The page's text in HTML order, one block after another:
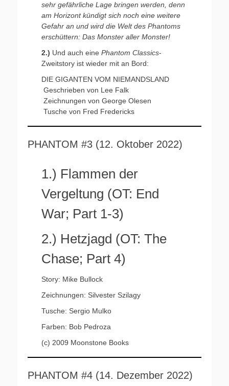
sehr gefährliche Lage bringen werden, denn
am Horizont kündigt sich noch eine weitere
Gefahr an und wird die Welt des Phantoms
erschüttern: Das Monster aller Monster!
2.) Und auch einePhantom Classics-
Zweitstory ist wieder mit an Bord:
DIE GIGANTEN VOM NIEMANDSLAND
Geschrieben von Lee Falk
Zeichnungen von George Olesen
Tusche von Fred Fredericks
PHANTOM #3 (12. Oktober 2022)
1.) Flammen der
Vergeltung (OT: End
War; Part 1-3)
2.) Hetzjagd (OT: The
Chase; Part 4)
Story: Mike Bullock
Zeichnungen: Silvester Szilagy
Tusche: Sergio Mulko
Farben: Bob Pedroza
(c) 2009 Moonstone Books
PHANTOM #4 (14. Dezember 2022)